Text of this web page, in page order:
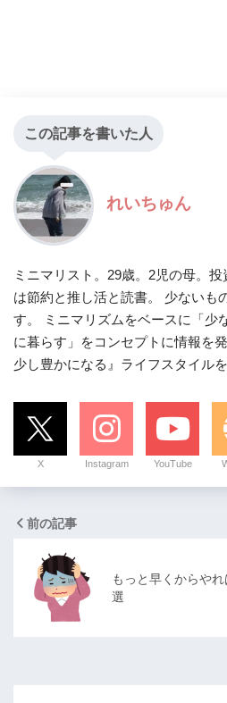
この記事を書いた人
れいちゅん
ミニマリスト。29歳。2児の母。
は節約と推し活と読書。 少ないも
す。 ミニマリズムをベースに「少
に暮らす」をコンセプトに情報を
少し豊かになる』ライフスタイルを
X Instagram YouTube
前の記事
もっと早くからや
選